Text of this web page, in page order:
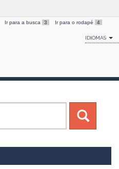
Ir para a busca 3 Ir para o rodapé 4
IDIOMAS